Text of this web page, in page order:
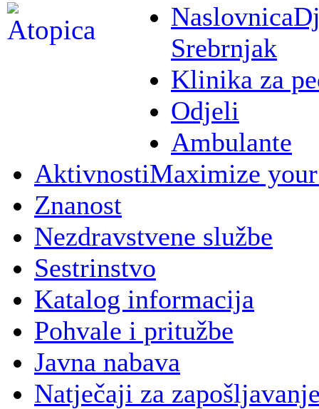
Naslovnica
Srebrnjak
Klinika za
Odjeli
Ambulante
AktivnostiMaximize
Znanost
Nezdravstvene službe
Sestrinstvo
Katalog informacija
Pohvale i pritužbe
Javna nabava
Natječaji za